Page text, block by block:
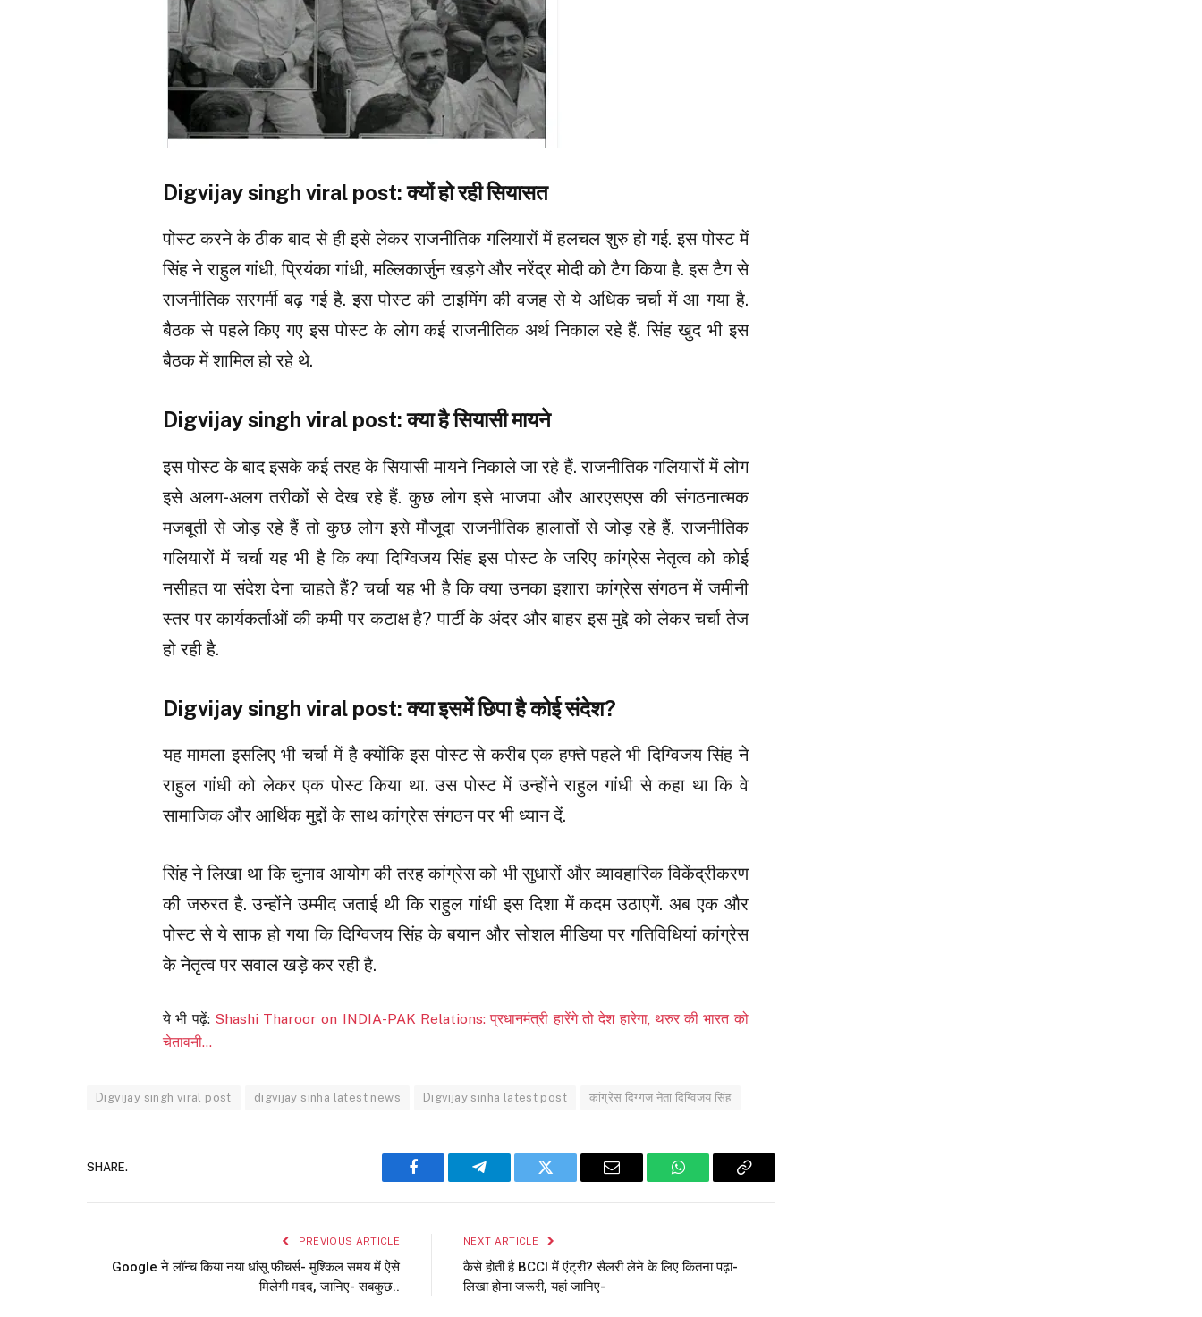
Digvijay singh viral post: क्यों हो रही सियासत
पोस्ट करने के ठीक बाद से ही इसे लेकर राजनीतिक गलियारों में हलचल शुरु हो गई. इस पोस्ट में
सिंह ने राहुल गांधी, प्रियंका गांधी, मल्लिकार्जुन खड़गे और नरेंद्र मोदी को टैग किया है. इस टैग से
राजनीतिक सरगर्मी बढ़ गई है. इस पोस्ट की टाइमिंग की वजह से ये अधिक चर्चा में आ गया है.
बैठक से पहले किए गए इस पोस्ट के लोग कई राजनीतिक अर्थ निकाल रहे हैं. सिंह खुद भी इस
बैठक में शामिल हो रहे थे.
Digvijay singh viral post: क्या है सियासी मायने
इस पोस्ट के बाद इसके कई तरह के सियासी मायने निकाले जा रहे हैं. राजनीतिक गलियारों में लोग
इसे अलग-अलग तरीकों से देख रहे हैं. कुछ लोग इसे भाजपा और आरएसएस की संगठनात्मक
मजबूती से जोड़ रहे हैं तो कुछ लोग इसे मौजूदा राजनीतिक हालातों से जोड़ रहे हैं. राजनीतिक
गलियारों में चर्चा यह भी है कि क्या दिग्विजय सिंह इस पोस्ट के जरिए कांग्रेस नेतृत्व को कोई
नसीहत या संदेश देना चाहते हैं? चर्चा यह भी है कि क्या उनका इशारा कांग्रेस संगठन में जमीनी
स्तर पर कार्यकर्ताओं की कमी पर कटाक्ष है? पार्टी के अंदर और बाहर इस मुद्दे को लेकर चर्चा तेज
हो रही है.
Digvijay singh viral post: क्या इसमें छिपा है कोई संदेश?
यह मामला इसलिए भी चर्चा में है क्योंकि इस पोस्ट से करीब एक हफ्ते पहले भी दिग्विजय सिंह ने
राहुल गांधी को लेकर एक पोस्ट किया था. उस पोस्ट में उन्होंने राहुल गांधी से कहा था कि वे
सामाजिक और आर्थिक मुद्दों के साथ कांग्रेस संगठन पर भी ध्यान दें.
सिंह ने लिखा था कि चुनाव आयोग की तरह कांग्रेस को भी सुधारों और व्यावहारिक विकेंद्रीकरण
की जरुरत है. उन्होंने उम्मीद जताई थी कि राहुल गांधी इस दिशा में कदम उठाएगें. अब एक और
पोस्ट से ये साफ हो गया कि दिग्विजय सिंह के बयान और सोशल मीडिया पर गतिविधियां कांग्रेस
के नेतृत्व पर सवाल खड़े कर रही है.
ये भी पढ़ें: Shashi Tharoor on INDIA-PAK Relations: प्रधानमंत्री हारेंगे तो देश हारेगा, थरुर की भारत को
चेतावनी…
Digvijay singh viral post digvijay sinha latest news Digvijay sinha latest post कांग्रेस दिग्गज नेता दिग्विजय सिंह
SHARE.
Facebook Telegram Twitter Email WhatsAppCopy
PREVIOUS ARTICLE
Google ने लॉन्च किया नया धांसू फीचर्स- मुश्किल समय में ऐसे
मिलेगी मदद, जानिए- सबकुछ..
NEXT ARTICLE
कैसे होती है BCCI में एंट्री? सैलरी लेने के लिए कितना पढ़ा-
लिखा होना जरूरी, यहां जानिए-